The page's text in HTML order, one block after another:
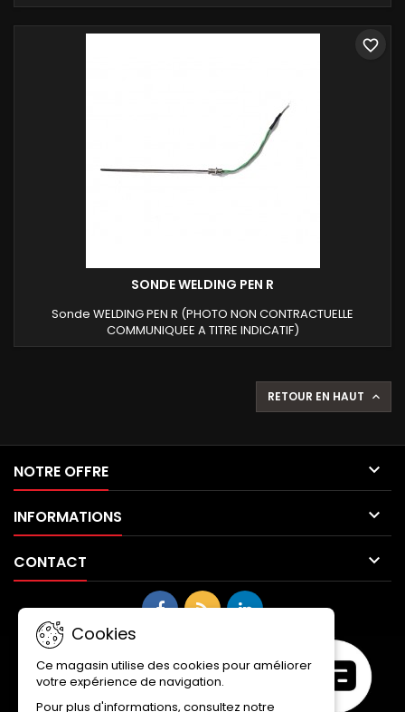
SONDE WELDING PEN R
Sonde WELDING PEN R (PHOTO NON CONTRACTUELLE
COMMUNIQUEE A TITRE INDICATIF)
favorite_border
RETOUR EN HAUT 
NOTRE OFFRE 
INFORMATIONS 
CONTACT 
Cookies
Ce magasin utilise des cookies pour améliorer
votre expérience de navigation.
Pour plus d'informations, consultez notre